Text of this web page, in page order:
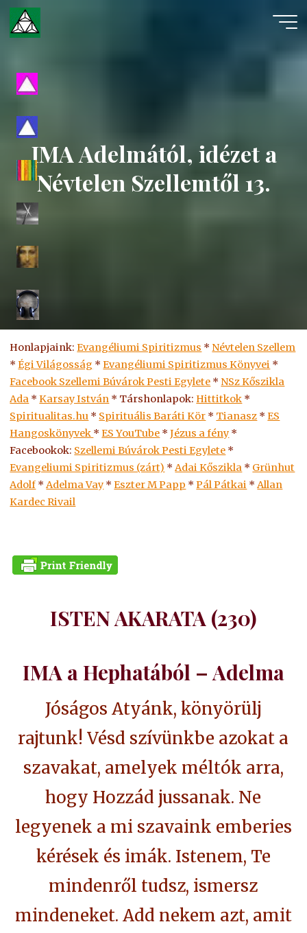
Skip
content
IMA Adelmától, idézet a
Névtelen Szellemtől 13.
Honlapjaink:Evangéliumi Spiritizmus * Névtelen Szellem
*Égi Világosság *Evangéliumi Spiritizmus Könyvei *
Facebook Szellemi Búvárok Pesti Egylete * NSz Kőszikla
Ada *Karsay István * Társhonlapok:Hittitkok *
Spiritualitas.hu * Spirituális Baráti Kör * Tianasz *ES
Hangoskönyvek *ESYouTube *Jézus a fény *
Facebookok: Szellemi Búvárok Pesti Egylete *
Evangeliumi Spiritizmus (zárt) *Adai Kőszikla * Grünhut
Adolf *Adelma Vay *Eszter M Papp *Pál Pátkai *Allan
Kardec Rivail
ISTEN AKARATA (230)
IMA a Hephatából – Adelma
Jóságos Atyánk, könyörülj
rajtunk! Vésd szívünkbe azokat a
szavakat, amelyek méltók arra,
hogy Hozzád jussanak. Ne
legyenek a mi szavaink emberies
kérések és imák. Istenem, Te
mindenről tudsz, ismersz
mindeneket. Add nekem azt, amit